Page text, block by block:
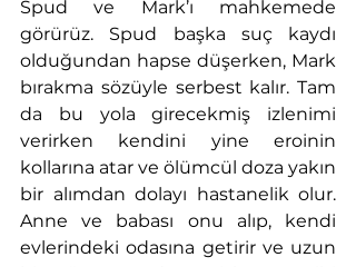
Spud ve Mark’ı mahkemede
görürüz. Spud başka suç kaydı
olduğundan hapse düşerken, Mark
bırakma sözüyle serbest kalır. Tam
da bu yola girecekmiş izlenimi
verirken kendini yine eroinin
kollarına atar ve ölümcül doza yakın
bir alımdan dolayı hastanelik olur.
Anne ve babası onu alıp, kendi
evlerindeki odasına getirir ve uzun